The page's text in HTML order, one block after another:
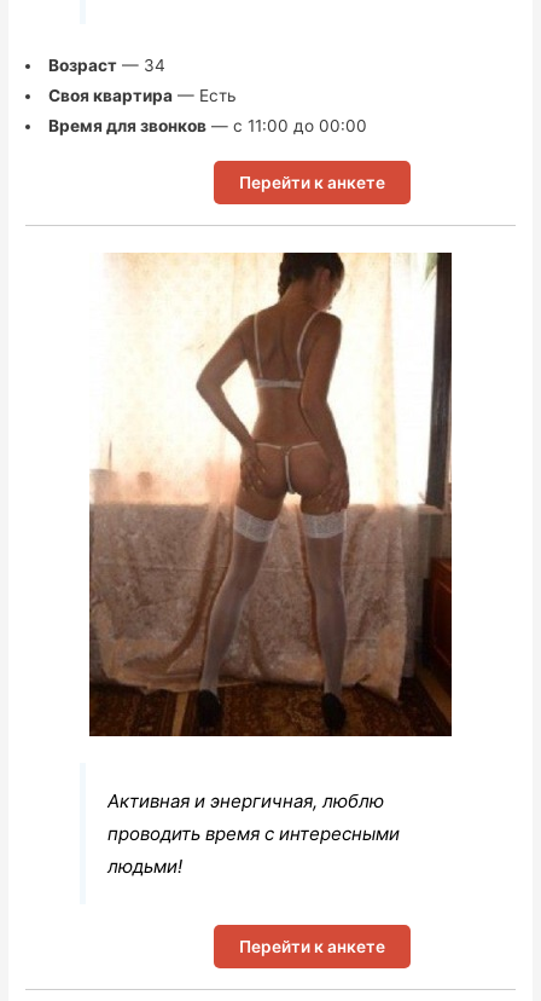
Возраст— 34
Своя квартира— Есть
Время для звонков— с 11:00 до 00:00
Перейти к анкете
Активная и энергичная, люблю
проводить время с интересными
людьми!
Перейти к анкете